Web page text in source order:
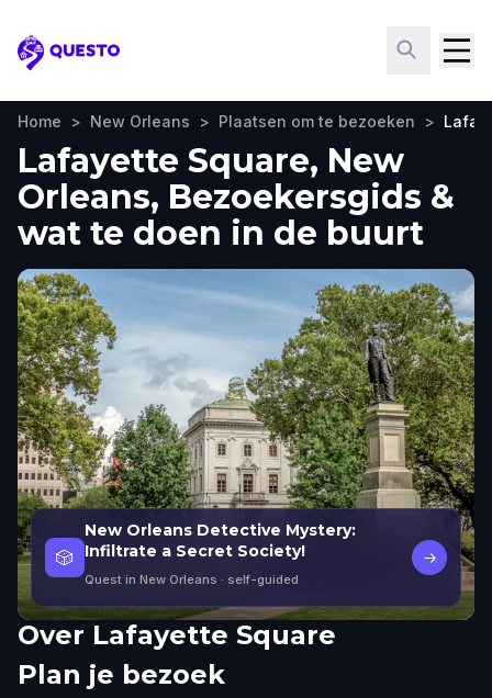
Questo
Home > New Orleans > Plaatsen om te bezoeken >
Lafayette Square, New
Orleans, Bezoekersgids &
wat te doen in de buurt
🎲
New Orleans Detective Mystery:
Infiltrate a Secret Society!
Quest in New Orleans · self-guided
→
Over Lafayette Square
Plan je bezoek